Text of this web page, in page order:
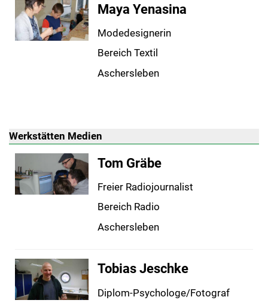
Maya Yenasina
Modedesignerin
Bereich Textil
Aschersleben
Werkstätten Medien
Tom Gräbe
Freier Radiojournalist
Bereich Radio
Aschersleben
Tobias Jeschke
Diplom-Psychologe/Fotograf